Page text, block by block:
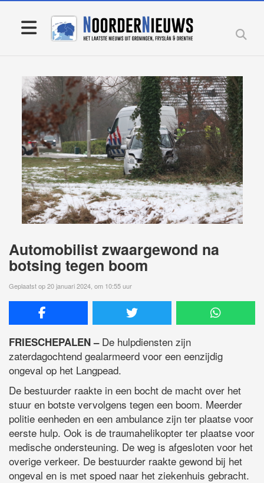
Automobilist zwaargewond na
botsing tegen boom
Geplaatst op 20 januari 2024, om 10:55 uur
FRIESCHEPALEN –De hulpdiensten zijn
zaterdagochtend gealarmeerd voor een eenzijdig
ongeval op het Langpead.
De bestuurder raakte in een bocht de macht over het
stuur en botste vervolgens tegen een boom. Meerder
politie eenheden en een ambulance zijn ter plaatse voor
eerste hulp. Ook is de traumahelikopter ter plaatse voor
medische ondersteuning. De weg is afgesloten voor het
overige verkeer. De bestuurder raakte gewond bij het
ongeval en is met spoed naar het ziekenhuis gebracht.